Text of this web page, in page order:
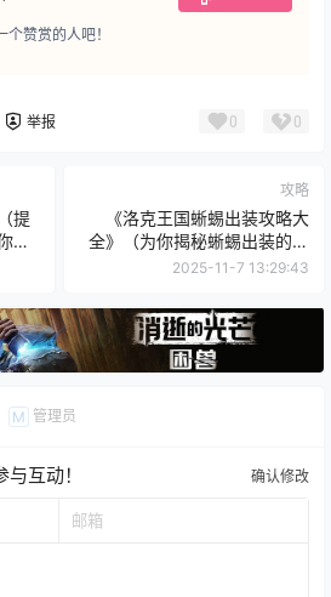
赞赏的人吧！
举报 0 0
提
在
攻略
《洛克王国蜥蜴出装攻略大
全》（为你揭秘蜥蜴出装的最
佳搭配，助你在战场上无往不
2025-11-7 13:29:43
M 管理员
互动！ 确认修改